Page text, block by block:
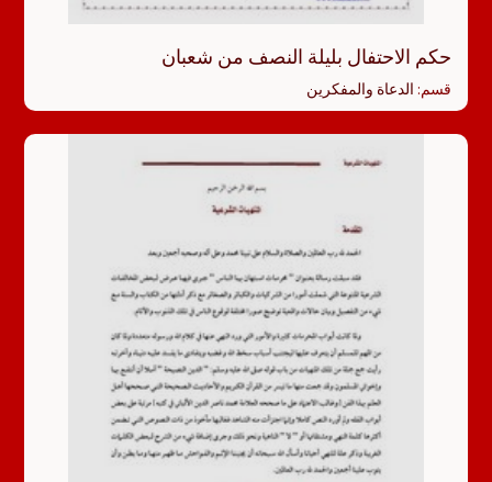
حكم الاحتفال بليلة النصف من شعبان
قسم: الدعاة والمفكرين